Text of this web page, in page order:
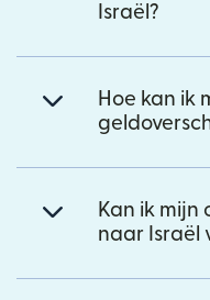
Israël?
Hoe kan ik
Kan ik mijn
naar Israël